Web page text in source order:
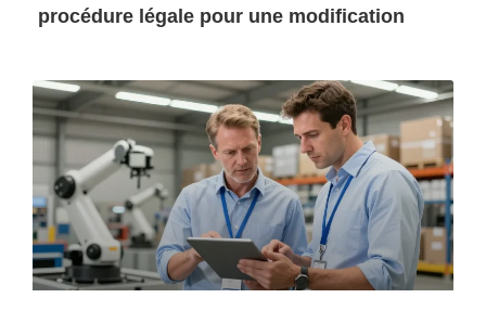
procédure légale pour une modification